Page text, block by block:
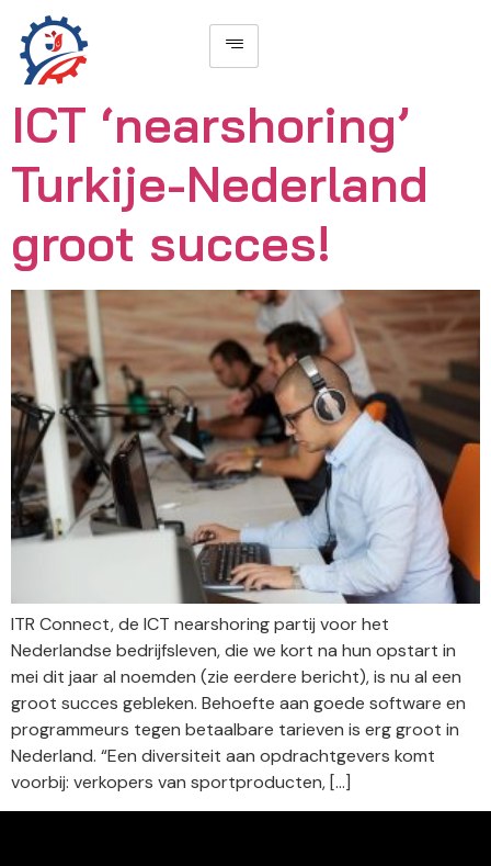
ICT ‘nearshoring’
Turkije-Nederland
groot succes!
ITR Connect, de ICT nearshoring partij voor het
Nederlandse bedrijfsleven, die we kort na hun opstart in
mei dit jaar al noemden (zie eerdere bericht), is nu al een
groot succes gebleken. Behoefte aan goede software en
programmeurs tegen betaalbare tarieven is erg groot in
Nederland. “Een diversiteit aan opdrachtgevers komt
voorbij: verkopers van sportproducten, […]